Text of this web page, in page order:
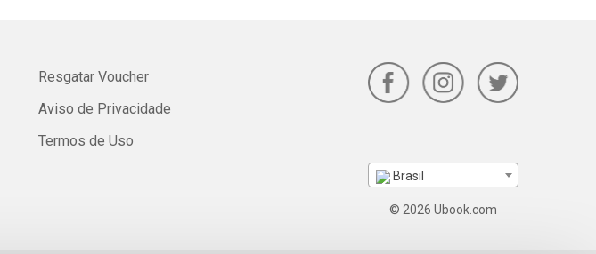
Resgatar Voucher
Aviso de Privacidade
Termos de Uso
Brasil
© 2026 Ubook.com